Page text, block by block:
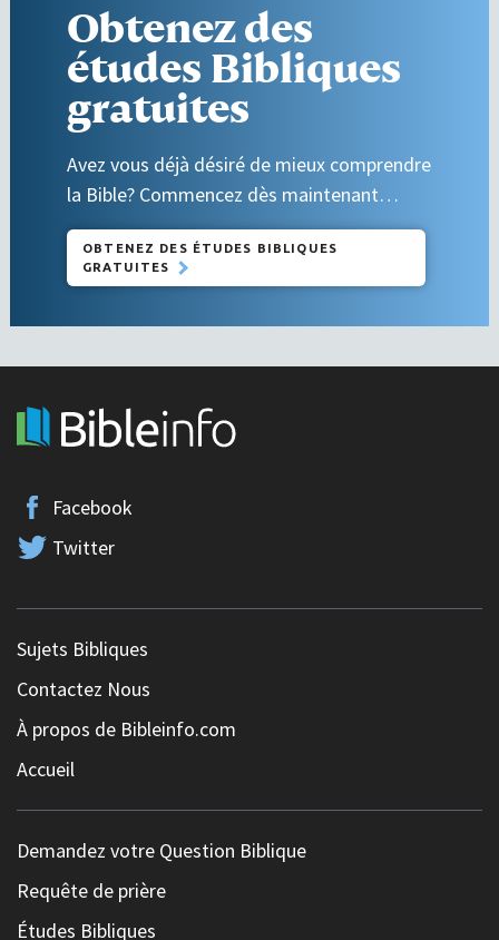
Obtenez des
études Bibliques
gratuites
Avez vous déjà désiré de mieux comprendre
la Bible? Commencez dès maintenant…
OBTENEZ DES ÉTUDES BIBLIQUES
GRATUITES
Facebook
Twitter
Sujets Bibliques
Contactez Nous
À propos de Bibleinfo.com
Accueil
Demandez votre Question Biblique
Requête de prière
Études Bibliques